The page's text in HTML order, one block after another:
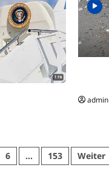
admin
6 … 153 Weiter